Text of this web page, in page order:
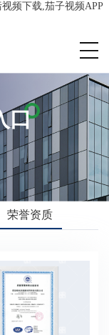
频下载,茄子视频APP
口
荣誉资质